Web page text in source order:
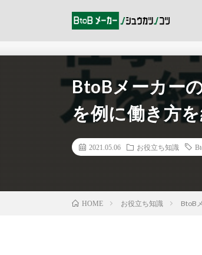
BtoBメーカー
を例に働き方
2021.05.06 お役立ち知識
HOME お役立ち知識 BtoB